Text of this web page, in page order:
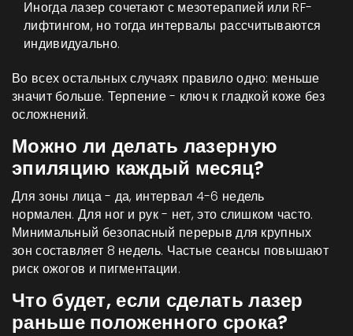
Иногда лазер сочетают с мезотерапией или RF-
лифтингом, но тогда интервалы рассчитываются
индивидуально.
Во всех остальных случаях правило одно: меньше
значит больше. Терпение - ключ к гладкой коже без
осложнений.
Можно ли делать лазерную
эпиляцию каждый месяц?
Для зоны лица - да, интервал 4-6 недель
нормален. Для ног и рук - нет, это слишком часто.
Минимальный безопасный перерыв для крупных
зон составляет 8 недель. Частые сеансы повышают
риск ожогов и пигментации.
Что будет, если сделать лазер
раньше положенного срока?